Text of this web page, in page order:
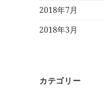
2018年7月
2018年3月
カテゴリー